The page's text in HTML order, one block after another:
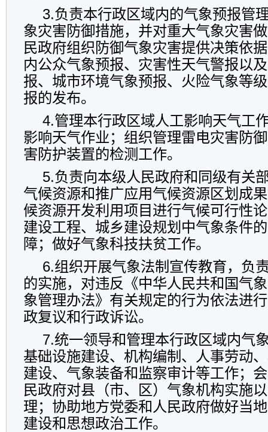
3.负责本行政区域内的气象预报管
象灾害防御措施，并对重大气象灾害
民政府组织防御气象灾害提供决策依
内公众气象预报、灾害性天气警报以
报、城市环境气象预报、火险气象等
报的发布。
4.管理本行政区域人工影响天气工
影响天气作业；组织管理雷电灾害防
害防护装置的检测工作。
5.负责向本级人民政府和同级有关
气候资源和推广应用气候资源区划成
候资源开发利用项目进行气候可行性
建设工程、城乡建设规划中气象条件
障；做好气象科技扶贫工作。
6.组织开展气象法制宣传教育，负
的实施，对违反《中华人民共和国气
象管理办法》有关规定的行为依法进
政复议和行政诉讼。
7.统一领导和管理本行政区域内气
基础设施建设、机构编制、人事劳动
建设、气象装备和监察审计等工作；
民政府对县（市、区）气象机构实施
理；协助地方党委和人民政府做好当
建设和思想政治工作。